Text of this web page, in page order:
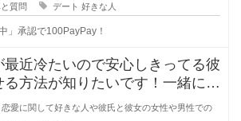
質問 デート 好きな人
」承認で100PayPay！
近冷たいので安心しきってる彼
方法が知りたいです！一緒にい
なってしまってる
恋愛に関して好きな人や彼氏と彼女の女性や男性での